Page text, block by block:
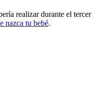
realizar durante el tercer
nazca tu bebé.